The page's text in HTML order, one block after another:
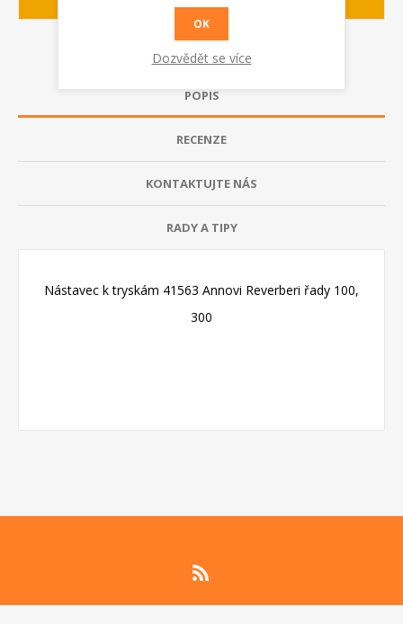
POPIS
RECENZE
KONTAKTUJTE NÁS
RADY A TIPY
Nástavec k tryskám 41563 Annovi Reverberi řady 100,
300
OK
Dozvědět se více